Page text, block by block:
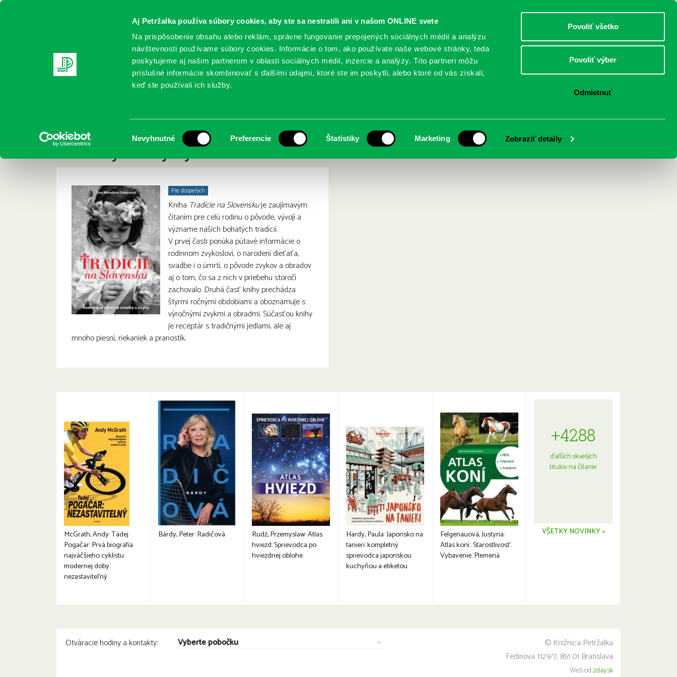
Aj Petržalka používa súbory cookies, aby ste sa nestratili ani v našom ONLINE svete
Na prispôsobenie obsahu alebo reklám, správne fungovanie prepojených sociálnych médií a analýzu
návštevnosti používame súbory cookies. Informácie o tom, ako používate naše webové stránky, teda
poskytujeme aj našim partnerom v oblasti sociálnych médií, inzercie a analýzy. Títo partneri môžu
príslušné informácie skombinovať s ďalšími údajmi, ktoré ste im poskytli, alebo ktoré od vás získali,
keď ste používali ich služby.
súhlasu
Nevyhnutné Preferencie Štatistiky Marketing Zobraziť detaily
Povoliť všetko
Povoliť výber
Odmietnuť
DOSPELÍ
REGISTRUJTE SA ONLINE KATALÓGY SLUŽBY PODUJATIA POBOČKY O KNIŽNICI
Zora Mintalová-Zubercová : Tradície na Slovensku: Rodinné aj výročné
sviatky a zvyky
Pre dospelých
Kniha Tradície na Slovenskuje zaujímavým
čítaním pre celú rodinu o pôvode, vývoji a
význame našich bohatých tradícií.
V prvej časti ponúka pútavé informácie o
rodinnom zvykosloví, o narodení dieťaťa,
svadbe i o úmrtí, o pôvode zvykov a obradov
aj o tom, čo sa z nich v priebehu storočí
zachovalo. Druhá časť knihy prechádza
štyrmi ročnými obdobiami a oboznamuje s
výročnými zvykmi a obradmi. Súčasťou knihy
je receptár s tradičnými jedlami, ale aj
mnoho piesní, riekaniek a pranostík.
McGrath, Andy: Tadej
Pogačar: Prvá biografia
najväčšieho cyklistu
modernej doby:
nezastaviteľný
Bárdy, Peter: Radičová
Rudź, Przemyslaw: Atlas
hviezd: Sprievodca po
hviezdnej oblohe
Hardy, Paula: Japonsko na
tanieri: kompletný
sprievodca japonskou
kuchyňou a etiketou
Felgenauová, Justyna:
Atlas koní.: Starostlivosť.
Vybavenie. Plemená
+4288
ďalších skvelých
titulov na čítanie
VŠETKY NOVINKY »
Otváracie hodiny a kontakty: Vyberte pobočku
© Knižnica Petržalka
Fedinova 1129/7, 851 01 Bratislava
Web od2day.sk